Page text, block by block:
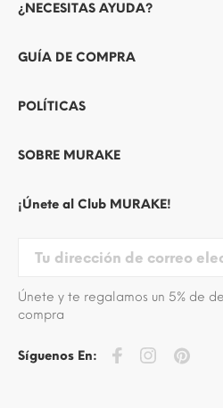
¿NECESITAS AYUDA?
GUÍA DE COMPRA
POLÍTICAS
SOBRE MURAKE
¡Únete al Club MURAKE!
Únete y te regalamos un 5% de
compra
Síguenos En: